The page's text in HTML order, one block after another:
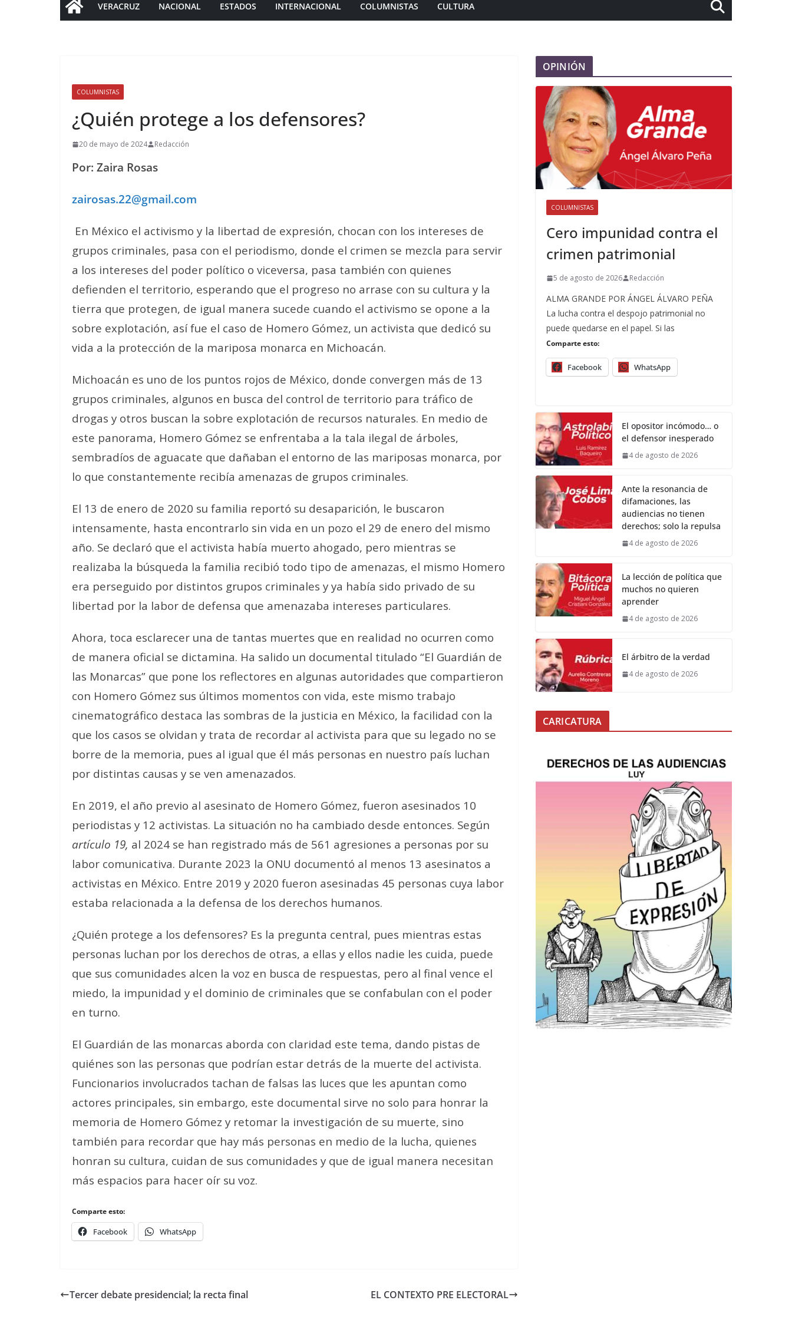
VERACRUZ NACIONAL ESTADOS INTERNACIONAL COLUMNISTAS CULTURA
COLUMNISTAS
¿Quién protege a los defensores?
20 de mayo de 2024 Redacción
Por: Zaira Rosas
zairosas.22@gmail.com
En México el activismo y la libertad de expresión, chocan con los intereses de
grupos criminales, pasa con el periodismo, donde el crimen se mezcla para servir
a los intereses del poder político o viceversa, pasa también con quienes
defienden el territorio, esperando que el progreso no arrase con su cultura y la
tierra que protegen, de igual manera sucede cuando el activismo se opone a la
sobre explotación, así fue el caso de Homero Gómez, un activista que dedicó su
vida a la protección de la mariposa monarca en Michoacán.
Michoacán es uno de los puntos rojos de México, donde convergen más de 13
grupos criminales, algunos en busca del control de territorio para tráfico de
drogas y otros buscan la sobre explotación de recursos naturales. En medio de
este panorama, Homero Gómez se enfrentaba a la tala ilegal de árboles,
sembradíos de aguacate que dañaban el entorno de las mariposas monarca, por
lo que constantemente recibía amenazas de grupos criminales.
El 13 de enero de 2020 su familia reportó su desaparición, le buscaron
intensamente, hasta encontrarlo sin vida en un pozo el 29 de enero del mismo
año. Se declaró que el activista había muerto ahogado, pero mientras se
realizaba la búsqueda la familia recibió todo tipo de amenazas, el mismo Homero
era perseguido por distintos grupos criminales y ya había sido privado de su
libertad por la labor de defensa que amenazaba intereses particulares.
Ahora, toca esclarecer una de tantas muertes que en realidad no ocurren como
de manera oficial se dictamina. Ha salido un documental titulado “El Guardián de
las Monarcas” que pone los reflectores en algunas autoridades que compartieron
con Homero Gómez sus últimos momentos con vida, este mismo trabajo
cinematográfico destaca las sombras de la justicia en México, la facilidad con la
que los casos se olvidan y trata de recordar al activista para que su legado no se
borre de la memoria, pues al igual que él más personas en nuestro país luchan
por distintas causas y se ven amenazados.
En 2019, el año previo al asesinato de Homero Gómez, fueron asesinados 10
periodistas y 12 activistas. La situación no ha cambiado desde entonces. Según
artículo 19, al 2024 se han registrado más de 561 agresiones a personas por su
labor comunicativa. Durante 2023 la ONU documentó al menos 13 asesinatos a
activistas en México. Entre 2019 y 2020 fueron asesinadas 45 personas cuya labor
estaba relacionada a la defensa de los derechos humanos.
¿Quién protege a los defensores? Es la pregunta central, pues mientras estas
personas luchan por los derechos de otras, a ellas y ellos nadie les cuida, puede
que sus comunidades alcen la voz en busca de respuestas, pero al final vence el
miedo, la impunidad y el dominio de criminales que se confabulan con el poder
en turno.
El Guardián de las monarcas aborda con claridad este tema, dando pistas de
quiénes son las personas que podrían estar detrás de la muerte del activista.
Funcionarios involucrados tachan de falsas las luces que les apuntan como
actores principales, sin embargo, este documental sirve no solo para honrar la
memoria de Homero Gómez y retomar la investigación de su muerte, sino
también para recordar que hay más personas en medio de la lucha, quienes
honran su cultura, cuidan de sus comunidades y que de igual manera necesitan
más espacios para hacer oír su voz.
Comparte esto:
Facebook WhatsApp
Tercer debate presidencial; la recta final EL CONTEXTO PRE ELECTORAL
OPINIÓN
COLUMNISTAS
Cero impunidad contra el
crimen patrimonial
5 de agosto de 2026 Redacción
ALMA GRANDE POR ÁNGEL ÁLVARO PEÑA
La lucha contra el despojo patrimonial no
puede quedarse en el papel. Si las
Comparte esto:
Facebook WhatsApp
El opositor incómodo… o
el defensor inesperado
4 de agosto de 2026
Ante la resonancia de
difamaciones, las
audiencias no tienen
derechos; solo la repulsa
4 de agosto de 2026
La lección de política que
muchos no quieren
aprender
4 de agosto de 2026
El árbitro de la verdad
4 de agosto de 2026
CARICATURA